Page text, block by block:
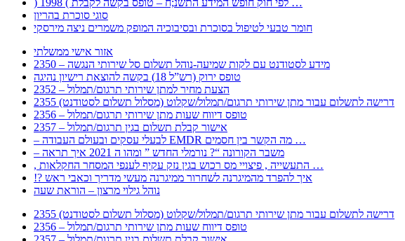
) 1998 ( לפי חוק חופש המידע התשנ;ח – טופס בקשה לקבלת …
סוגי סוכרת בהריון
חומר טבעי לטיפול בסוכרת ובסיבוכיה המופק משמרים ניצה מירסקי
אזור אישי ממשלתי
2350 – מידע לסטודנט עם לקות שמיעה-נוהל תשלום סל שירותי הנגשה
טופס ירוק (רש”ל 18) בקשה להוצאת רישיון נהיגה
2352 – הצעת מחיר למתן שירותי תרגום/תמלול
2355 דרישה לתשלום עבור מתן שירותי תרגום/תמלול/שקלוט (מסלול תשלום לסטודנט)
2356 – טופס דיווח שעות מתן שירותי תרגום/תמלול
2357 – אישור קבלת תשלום בגין תרגום/תמלול
– לבעלי עסקים ובעולם העבודה EMDR מה הקשר בין חסמים …
– משבר הקורונה “? נורמלי החדש ” ומהו ה 2021 איך תראה
, התעשייה , פיצויי מס רכוש בגין נזק עקיף לענפי המסחר החקלאות …
!? איך להפרד מהמיגרנה לשחרור ממיגרנה מעשי מדריך וכאבי ראש
נוהל גילוי מרצון – הוראת שעה
2355 דרישה לתשלום עבור מתן שירותי תרגום/תמלול/שקלוט (מסלול תשלום לסטודנט)
2356 – טופס דיווח שעות מתן שירותי תרגום/תמלול